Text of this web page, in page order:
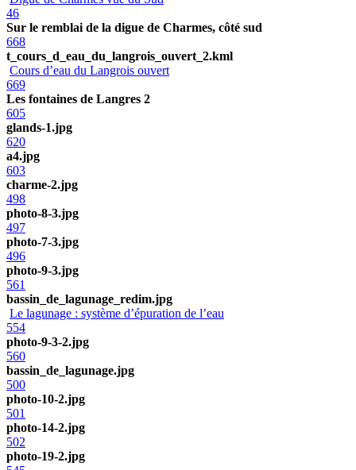
46
Sur le remblai de la digue de Charmes, côté sud
668
t_cours_d_eau_du_langrois_ouvert_2.kml
Cours d’eau du Langrois ouvert
669
Les fontaines de Langres 2
605
glands-1.jpg
620
a4.jpg
603
charme-2.jpg
498
photo-8-3.jpg
497
photo-7-3.jpg
496
photo-9-3.jpg
561
bassin_de_lagunage_redim.jpg
Le lagunage : système d’épuration de l’eau
554
photo-9-3-2.jpg
560
bassin_de_lagunage.jpg
500
photo-10-2.jpg
501
photo-14-2.jpg
502
photo-19-2.jpg